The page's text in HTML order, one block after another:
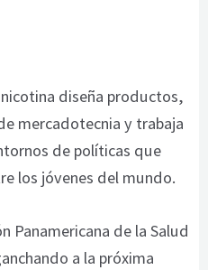
diseña productos,
mercadotecnia y trabaja
de políticas que
los jóvenes del mundo.
Panamericana de la Salud
a la próxima